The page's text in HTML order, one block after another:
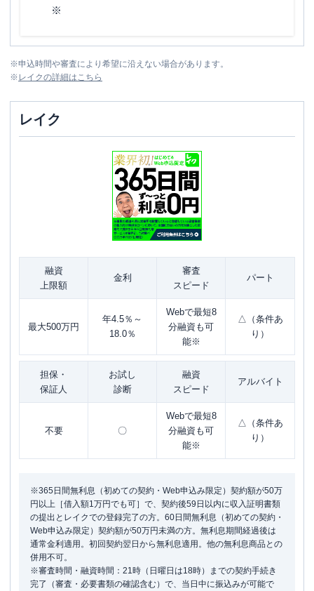
※
※申込時間や審査により希望に沿えない場合があります。
※ レイクの詳細はこちら
レイク
融資
上限額
金利
審査
スピード
パート
最大500万円
年4.5％～
18.0％
Webで最短8
分融資も可
能※
△（条件あ
り）
担保・
保証人
お試し
診断
融資
スピード
アルバイト
不要 〇
Webで最短8
分融資も可
能※
△（条件あ
り）
※365日間無利息（初めての契約・Web申込み限定）契約額が50万
円以上［借入額1万円でも可］で、契約後59日以内に収入証明書類
の提出とレイクでの登録完了の方。60日間無利息（初めての契約・
Web申込み限定）契約額が50万円未満の方。無利息期間経過後は
通常金利適用。初回契約翌日から無利息適用。他の無利息商品との
併用不可。
※審査時間・融資時間：21時（日曜日は18時）までの契約手続き
完了（審査・必要書類の確認含む）で、当日中に振込みが可能で